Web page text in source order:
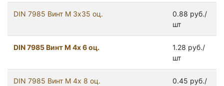
DIN 7985 Винт М 3х35 оц.
0.88 руб./
шт
DIN 7985 Винт М 4х 6 оц.
1.28 руб./
шт
DIN 7985 Винт М 4х 8 оц.
0.45 руб./